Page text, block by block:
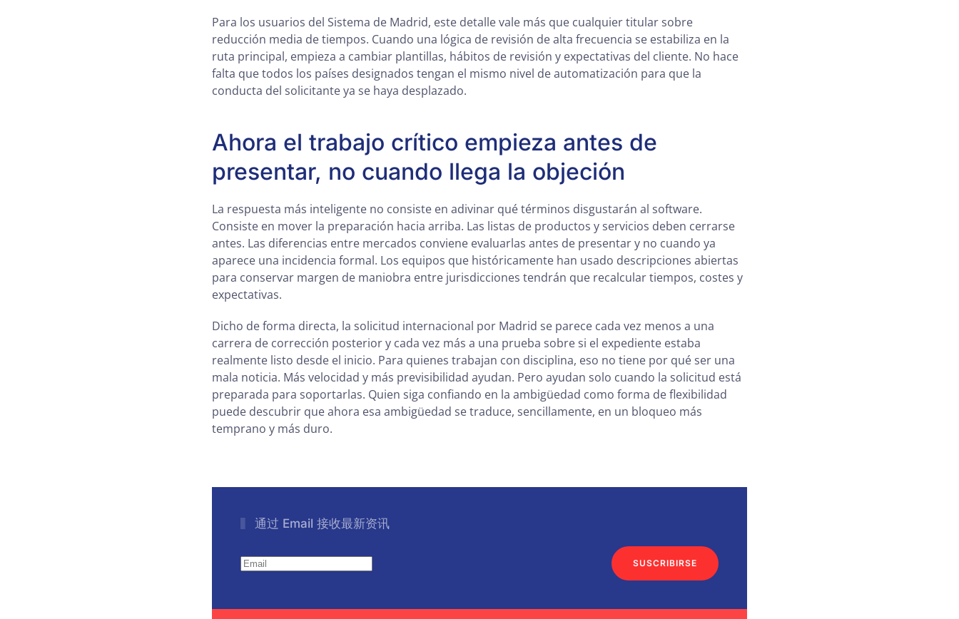
Para los usuarios del Sistema de Madrid, este detalle vale más que cualquier titular sobre
reducción media de tiempos. Cuando una lógica de revisión de alta frecuencia se estabiliza en la
ruta principal, empieza a cambiar plantillas, hábitos de revisión y expectativas del cliente. No hace
falta que todos los países designados tengan el mismo nivel de automatización para que la
conducta del solicitante ya se haya desplazado.
Ahora el trabajo crítico empieza antes de
presentar, no cuando llega la objeción
La respuesta más inteligente no consiste en adivinar qué términos disgustarán al software.
Consiste en mover la preparación hacia arriba. Las listas de productos y servicios deben cerrarse
antes. Las diferencias entre mercados conviene evaluarlas antes de presentar y no cuando ya
aparece una incidencia formal. Los equipos que históricamente han usado descripciones abiertas
para conservar margen de maniobra entre jurisdicciones tendrán que recalcular tiempos, costes y
expectativas.
Dicho de forma directa, la solicitud internacional por Madrid se parece cada vez menos a una
carrera de corrección posterior y cada vez más a una prueba sobre si el expediente estaba
realmente listo desde el inicio. Para quienes trabajan con disciplina, eso no tiene por qué ser una
mala noticia. Más velocidad y más previsibilidad ayudan. Pero ayudan solo cuando la solicitud está
preparada para soportarlas. Quien siga confiando en la ambigüedad como forma de flexibilidad
puede descubrir que ahora esa ambigüedad se traduce, sencillamente, en un bloqueo más
temprano y más duro.
通过 Email 接收最新资讯
SUSCRIBIRSE